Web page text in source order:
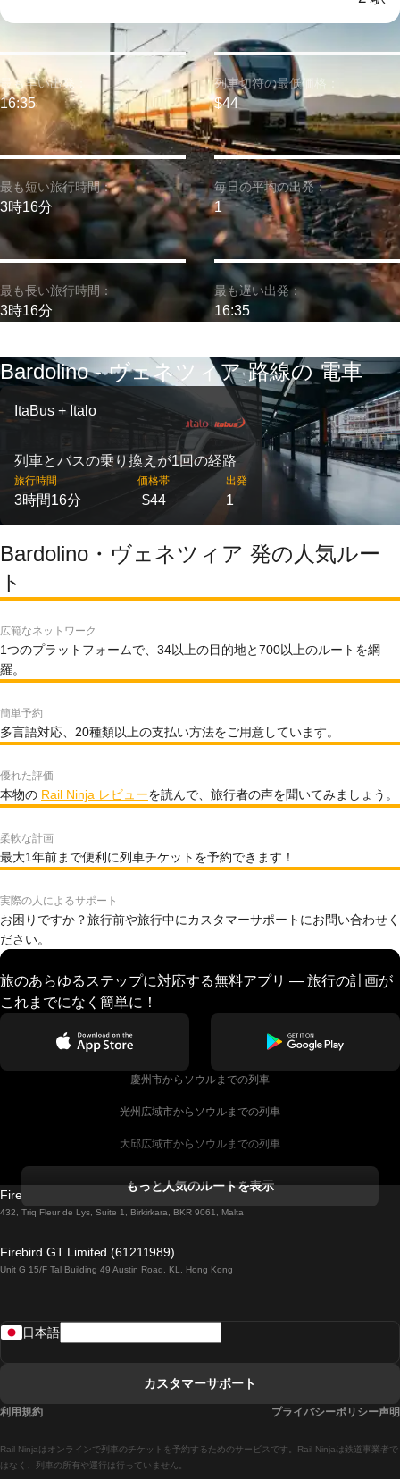
最も短い旅行時間：
3時16分
最も早い出発：
16:35
最も長い旅行時間：
3時16分
列車切符の最低価格：
$44
毎日の平均の出発：
1
最も遅い出発：
16:35
Bardolino - ヴェネツィア 路線の 電車
ItaBus + Italo
列車とバスの乗り換えが1回の経路
旅行時間
3時間16分
価格帯
$44
出発
1
Bardolino・ヴェネツィア 発の人気ルー
ト
広範なネットワーク
1つのプラットフォームで、34以上の目的地と700以上のルートを網
羅。
簡単予約
多言語対応、20種類以上の支払い方法をご用意しています。
優れた評価
本物の Rail Ninja レビューを読んで、旅行者の声を聞いてみましょう。
柔軟な計画
最大1年前まで便利に列車チケットを予約できます！
実際の人によるサポート
お困りですか？旅行前や旅行中にカスタマーサポートにお問い合わせく
ださい。
旅のあらゆるステップに対応する無料アプリ — 旅行の計画が
これまでになく簡単に！
慶州市からソウルまでの列車
光州広域市からソウルまでの列車
大邱広域市からソウルまでの列車
ダブリンからゴールウェイまでの列車
ローマからナポリまでの列車
マドリードからセビリアまでの列車
もっと人気のルートを表示
Firebird GT Limited (OC 1451)
432, Triq Fleur de Lys, Suite 1, Birkirkara, BKR 9061, Malta
Firebird GT Limited (61211989)
Unit G 15/F Tal Building 49 Austin Road, KL, Hong Kong
Rail Ninjaはオンラインで列車のチケットを予約するためのサービスです。Rail Ninjaは鉄道事業者で
はなく、列車の所有や運行は行っていません。
日本語
カスタマーサポート
利用規約 プライバシーポリシー声明